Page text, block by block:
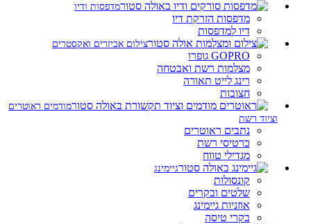
מדפסות ודיו
מדפסות הזרקת דיו
דיו למדפסות
צילום אביזרים ואקסטרים
GOPRO גופרו
מצלמות רשת ואבטחה
רינג לייט תאורה
חצובות
מודמים ראוטרים
וציוד רשת
נתבים ראוטרים
כרטיסי רשת
מגדילי טווח
גיימינג
קונסולות
שלטים ובקרים
אוזניות גיימינג
בקרי טיסה